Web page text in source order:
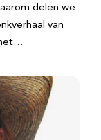
delen we
van